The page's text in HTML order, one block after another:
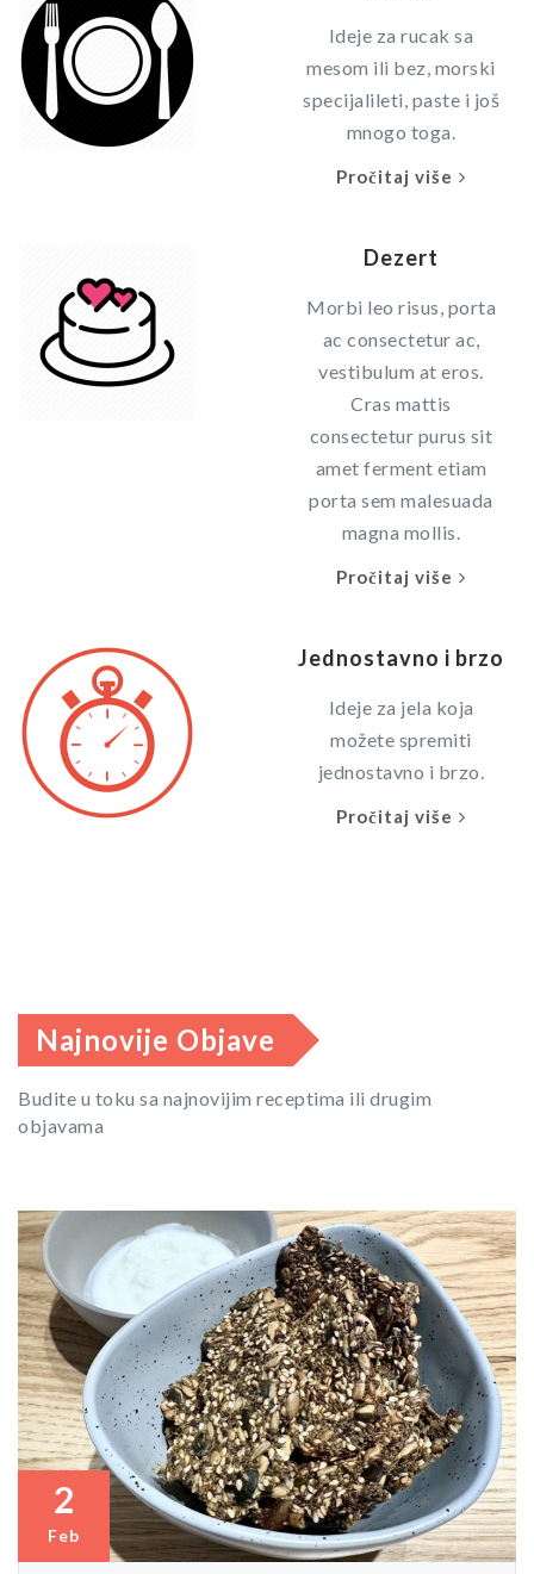
Ideje za rucak sa
mesom ili bez, morski
specijalileti, paste i još
mnogo toga.
Pročitaj više
Dezert
Morbi leo risus, porta
ac consectetur ac,
vestibulum at eros.
Cras mattis
consectetur purus sit
amet ferment etiam
porta sem malesuada
magna mollis.
Pročitaj više
Jednostavno i brzo
Ideje za jela koja
možete spremiti
jednostavno i brzo.
Pročitaj više
Najnovije Objave
Budite u toku sa najnovijim receptima ili drugim
objavama
2
Feb